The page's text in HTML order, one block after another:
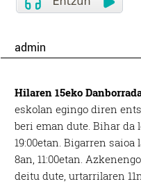
admin
Hilaren 15eko
eskolan egingo diren
beri eman dute. Bihar da
19:00etan.Bigarren saioa
8an, 11:00etan.
deitu dute, urtarrilaren